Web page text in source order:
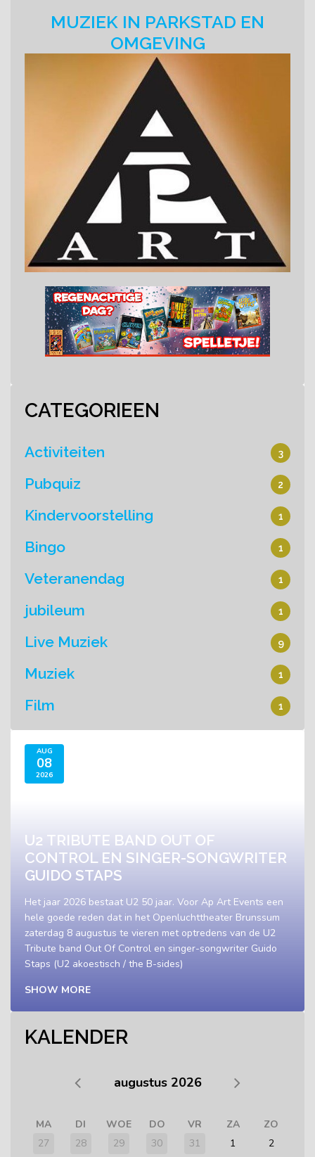
MUZIEK IN PARKSTAD EN
OMGEVING
CATEGORIEEN
Activiteiten 3
Pubquiz 2
Kindervoorstelling 1
Bingo 1
Veteranendag 1
jubileum 1
Live Muziek 9
Muziek 1
Film 1
AUG
08
2026
U2 TRIBUTE BAND OUT OF
CONTROL EN SINGER-SONGWRITER
GUIDO STAPS
Het jaar 2026 bestaat U2 50 jaar. Voor Ap Art Events een
hele goede reden dat in het Openluchttheater Brunssum
zaterdag 8 augustus te vieren met optredens van de U2
Tribute band Out Of Control en singer-songwriter Guido
Staps (U2 akoestisch / the B-sides)
SHOW MORE
KALENDER
augustus 2026
MA DI WOE DO VR ZA
ZO
27
28 29 30 31 1 2